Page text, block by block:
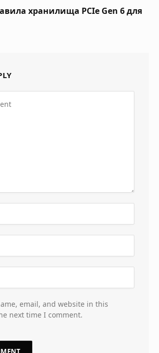
хранилища PCIe Gen 6 для
email, and website in this
next time I comment.